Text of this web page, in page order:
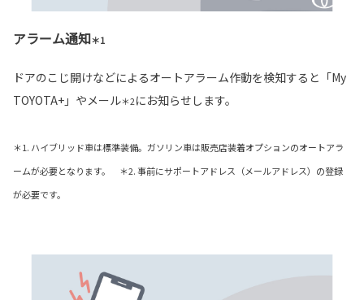
アラーム通知＊1
ドアのこじ開けなどによるオートアラーム作動を検知すると「My
TOYOTA+」やメール＊2にお知らせします。
＊1. ハイブリッド車は標準装備。ガソリン車は販売店装着オプションのオートアラ
ームが必要となります。 ＊2. 事前にサポートアドレス（メールアドレス）の登録
が必要です。